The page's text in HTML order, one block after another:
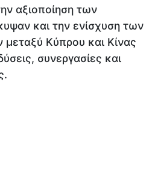
αξιοποίηση των
και την ενίσχυση των
Κύπρου και Κίνας
συνεργασίες και